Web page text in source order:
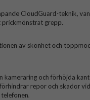
CloudGuard-teknik,
grepp.
av skönhet och
kameraring och förhöjda
repor och skador